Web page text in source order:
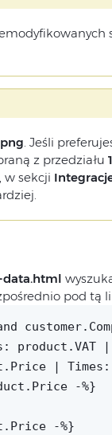
. Jeśli
z przedziału
w sekcji
data.html
pod tą
product.VAT
| Times:
-%}
-%}